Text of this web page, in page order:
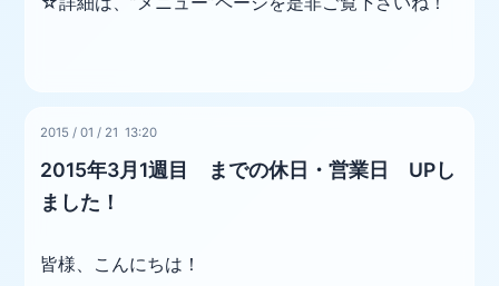
2015 /01 / 21 13:20
2015年3月1週目 までの休日・営業日 UPし
ました！
皆様、こんにちは！